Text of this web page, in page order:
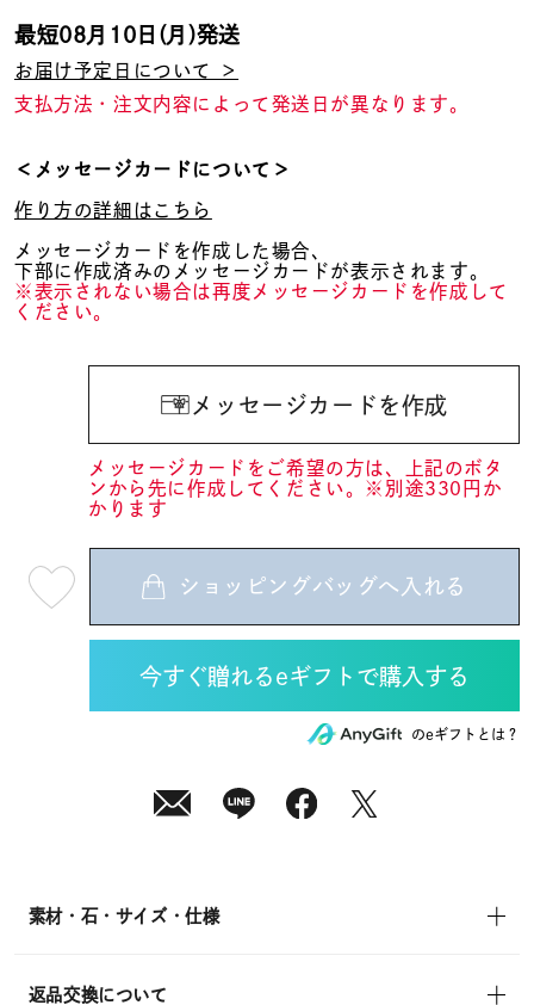
メンズ
リングサイズ
価格 ¥0
在庫 在庫ありのみ すべて表示
最短08月10日(月)発送
お届け予定日について ＞
支払方法・注文内容によって発送日が異なります。
＜メッセージカードについて＞
作り方の詳細はこちら
メッセージカードを作成した場合、
下部に作成済みのメッセージカードが表示されます。
※表示されない場合は再度メッセージカードを作成して
ください。
メッセージカードを作成
メッセージカードをご希望の方は、上記のボタ
ンから先に作成してください。※別途330円か
かります
08
月
in)
ショッピングバッグへ入れる
のeギフトとは？
素材・石・サイズ・仕様
返品交換について